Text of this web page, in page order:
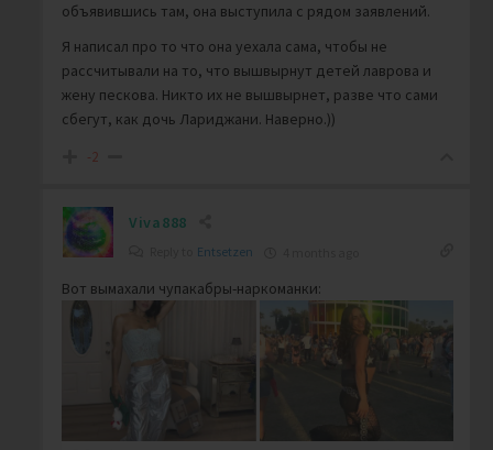
объявившись там, она выступила с рядом заявлений.
Я написал про то что она уехала сама, чтобы не
рассчитывали на то, что вышвырнут детей лаврова и
жену пескова. Никто их не вышвырнет, разве что сами
сбегут, как дочь Лариджани. Наверно.))
-2
Viva888
Entsetzen
Вот вымахали чупакабры-наркоманки: